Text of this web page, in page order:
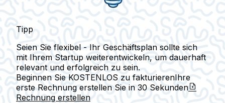
Tipp
Seien Sie flexibel - Ihr Geschäftsplan sollte sich
mit Ihrem Startup weiterentwickeln, um dauerhaft
relevant und erfolgreich zu sein.
Beginnen Sie KOSTENLOS zu fakturierenIhre
erste Rechnung erstellen Sie in 30 Sekunden
Rechnung erstellen